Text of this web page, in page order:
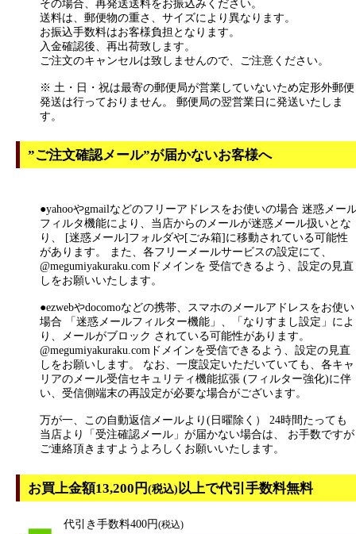
その場合、再発送送料をお振込みください。
送料は、郵便物の重さ、サイズにより異なります。
お振込手数料はお客様負担となります。
入金確認後、再出荷致します。
ご注文のキャンセルは致しませんので、ご注意ください。
※ 土・日・祝は最寄の郵便局が営業していないため定形外郵便
発送は行っておりません。 郵便局の翌営業日に発送いたしま
す。
”ご注文確認メール”が届かないお客様へ
●yahooやgmailなどのフリーアドレスをお使いの場合 迷惑メー
フィルタ機能により、当店からのメールが迷惑メール扱いとな
り、 [迷惑メール]フォルダや[ごみ箱]に移動されている可能性
があります。 また、各フリーメールサービスの設定にて、
@megumiyakuraku.comドメインを 受信できるよう、設定の見直
しをお願いいたします。
●ezwebやdocomoなどの携帯、スマホのメールアドレスをお使い
場合 「迷惑メールフィルター機能」、「なりすまし設定」によ
り、メールがブロック されている可能性があります。
@megumiyakuraku.comドメインを受信できるよう、設定の見直
しをお願いします。 なお、一度設定いただいていても、各キャ
リアのメール受信セキュリティ機能拡張 (フィルター強化)に伴
い、受信側端末の再設定が必要な場合がございます。
万が一、この自動返信メールより(日曜除く） 24時間たっても
当店より「受注確認メール」が届かない場合は、 お手数ですが
ご連絡頂きますようよろしくお願いいたします。
お買上金額13,200円(税込)以上で代引手数料無料
代引き手数料400円(税込)